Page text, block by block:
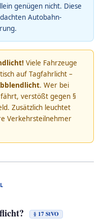
genügen nicht. Diese
Autobahn-
Viele Fahrzeuge
auf Tagfahrlicht –
. Wer bei
verstößt gegen §
Zusätzlich leuchtet
Verkehrsteilnehmer
§ 17 StVO